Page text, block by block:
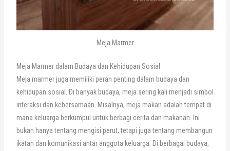
Meja Marmer
Meja Marmer dalam Budaya dan Kehidupan Sosial
Meja marmer juga memiliki peran penting dalam budaya dan
kehidupan sosial. Di banyak budaya, meja sering kali menjadi simbol
interaksi dan kebersamaan. Misalnya, meja makan adalah tempat di
mana keluarga berkumpul untuk berbagi cerita dan makanan. Ini
bukan hanya tentang mengisi perut, tetapi juga tentang membangun
ikatan dan komunikasi antar anggota keluarga. Di berbagai budaya,